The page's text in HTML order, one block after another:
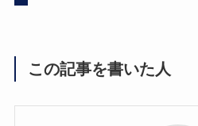
この記事を書いた人